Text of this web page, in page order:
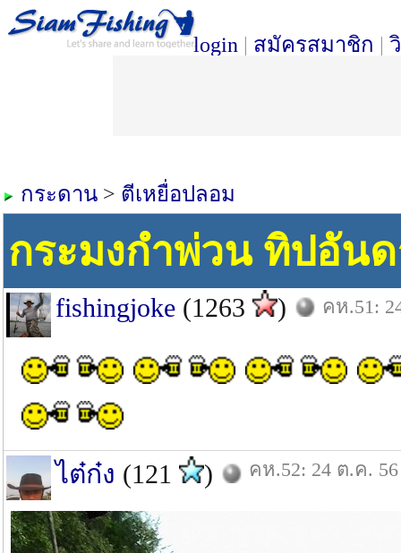
login | สมัครสมาชิก |
กระดาน > ตีเหยื่อปลอม
กระมงกำพ่วน ทิปอัน
fishingjoke (1263 ) คห.51:
ไต๋ก๋ง (121 ) คห.52: 24 ต.ค. 56